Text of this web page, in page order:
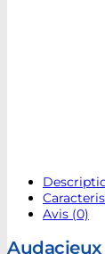
Avis (0)